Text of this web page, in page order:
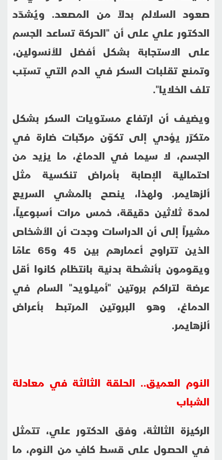
صعود السلالم بدلاً من المصعد. ويُشدّد
الدكتور علي على أن "الحركة تساعد الجسم
على الاستجابة بشكل أفضل للأنسولين،
وتمنع تقلبات السكر في الدم التي تسبّب
تلف الخلايا".
ويضيف أن ارتفاع مستويات السكر بشكل
متكرّر يؤدي إلى تكوّن مركّبات ضارة في
الجسم، لا سيما في الدماغ، ما يزيد من
احتمالية الإصابة بأمراض تنكسية مثل
ألزهايمر. ولهذا، ينصح بالمشي السريع
لمدة ثلاثين دقيقة، خمس مرات أسبوعياً،
مشيراً إلى أن الدراسات وجدت أن الأشخاص
الذين تتراوح أعمارهم بين 45 و65 عامًا
ويقومون بأنشطة بدنية بانتظام كانوا أقل
عرضة لتراكم بروتين "أميلويد" السام في
الدماغ، وهو البروتين المرتبط بأعراض
ألزهايمر.
النوم العميق.. الحلقة الثالثة في معادلة
الشباب
الركيزة الثالثة، وفق الدكتور علي، تتمثل
في الحصول على قسط كافٍ من النوم، ما